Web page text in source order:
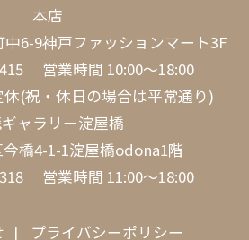
本店
6-9神戸ファッションマート3F
営業時間 10:00～18:00
(祝・休日の場合は平常通り)
ャラリー淀屋橋
橋4-1-1淀屋橋odona1階
営業時間 11:00～18:00
プライバシーポリシー